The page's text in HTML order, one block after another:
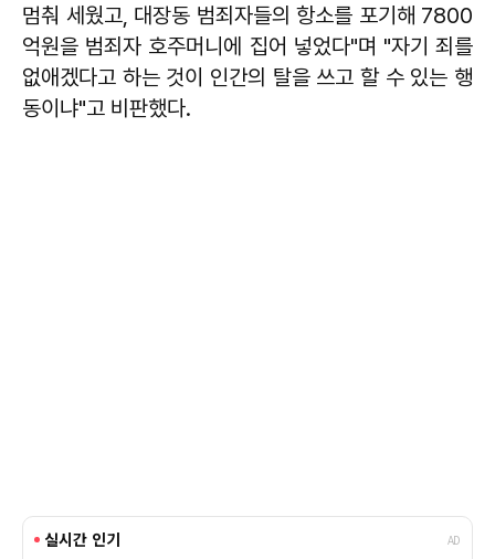
멈춰 세웠고, 대장동 범죄자들의 항소를 포기해 7800
억원을 범죄자 호주머니에 집어 넣었다"며 "자기 죄를
없애겠다고 하는 것이 인간의 탈을 쓰고 할 수 있는 행
동이냐"고 비판했다.